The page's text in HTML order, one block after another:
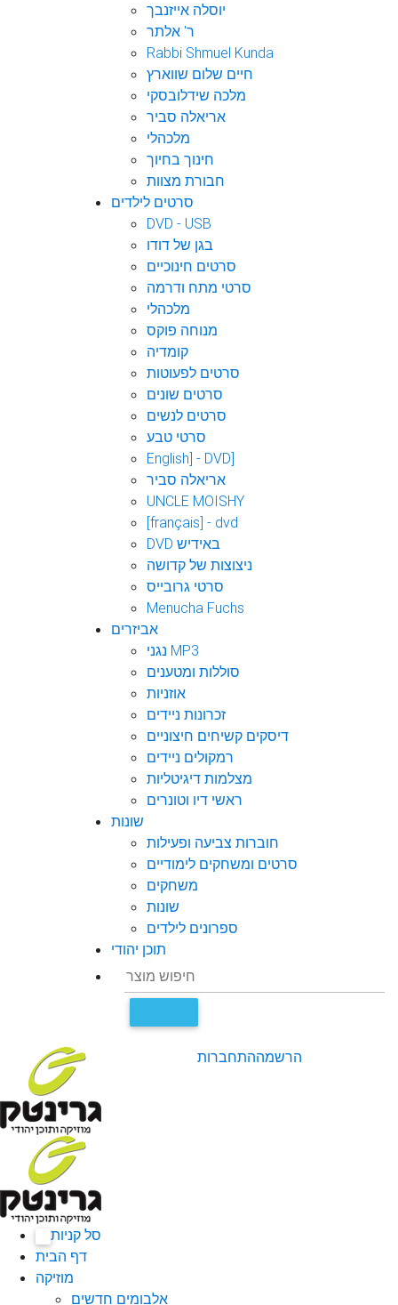
יוסלה אייזנבך
ר' אלתר
Rabbi Shmuel Kunda
חיים שלום שווארץ
מלכה שידלובסקי
אריאלה סביר
מלכהלי
חינוך בחיוך
חבורת מצוות
סרטים לילדים
DVD - USB
בגן של דודו
סרטים חינוכיים
סרטי מתח ודרמה
מלכהלי
מנוחה פוקס
קומדיה
סרטים לפעוטות
סרטים שונים
סרטים לנשים
סרטי טבע
English] - DVD]
אריאלה סביר
UNCLE MOISHY
[français] - dvd
DVD באידיש
ניצוצות של קדושה
סרטי גרובייס
Menucha Fuchs
אביזרים
נגני MP3
סוללות ומטענים
אוזניות
זכרונות ניידים
דיסקים קשיחים חיצוניים
רמקולים ניידים
מצלמות דיגיטליות
ראשי דיו וטונרים
שונות
חוברות צביעה ופעילות
סרטים ומשחקים לימודיים
משחקים
שונות
ספרונים לילדים
תוכן יהודי
התחברותהרשמה
סל קניות
דף הבית
מוזיקה
אלבומים חדשים